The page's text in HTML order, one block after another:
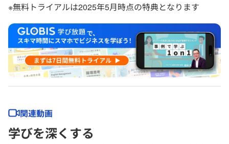
※無料トライアルは2025年5月時点の特典となります
関連動画
学びを深くする